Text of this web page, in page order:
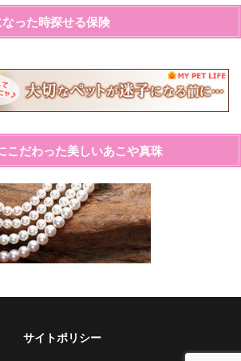
った時探せる保険
こだわった美しいあこや真珠
サイトポリシー